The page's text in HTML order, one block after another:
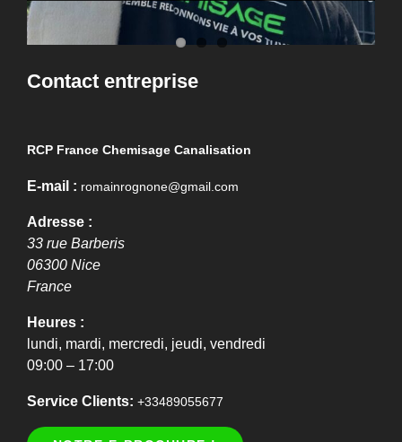
Contact entreprise
RCP France Chemisage Canalisation
E-mail : romainrognone@gmail.com
Adresse :
33 rue Barberis
06300 Nice
France
Heures :
lundi, mardi, mercredi, jeudi, vendredi
09:00 – 17:00
Service Clients: +33489055677